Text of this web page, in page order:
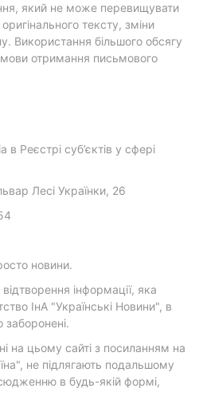
який не може перевищувати
тексту, зміни
Використання більшого обсягу
отримання письмового
в Реєстрі суб’єктів у сфері
Лесі Українки, 26
новини.
інформації, яка
ІнА "Українські Новини", в
на цьому сайті з посиланням на
не підлягають подальшому
в будь-якій формі,